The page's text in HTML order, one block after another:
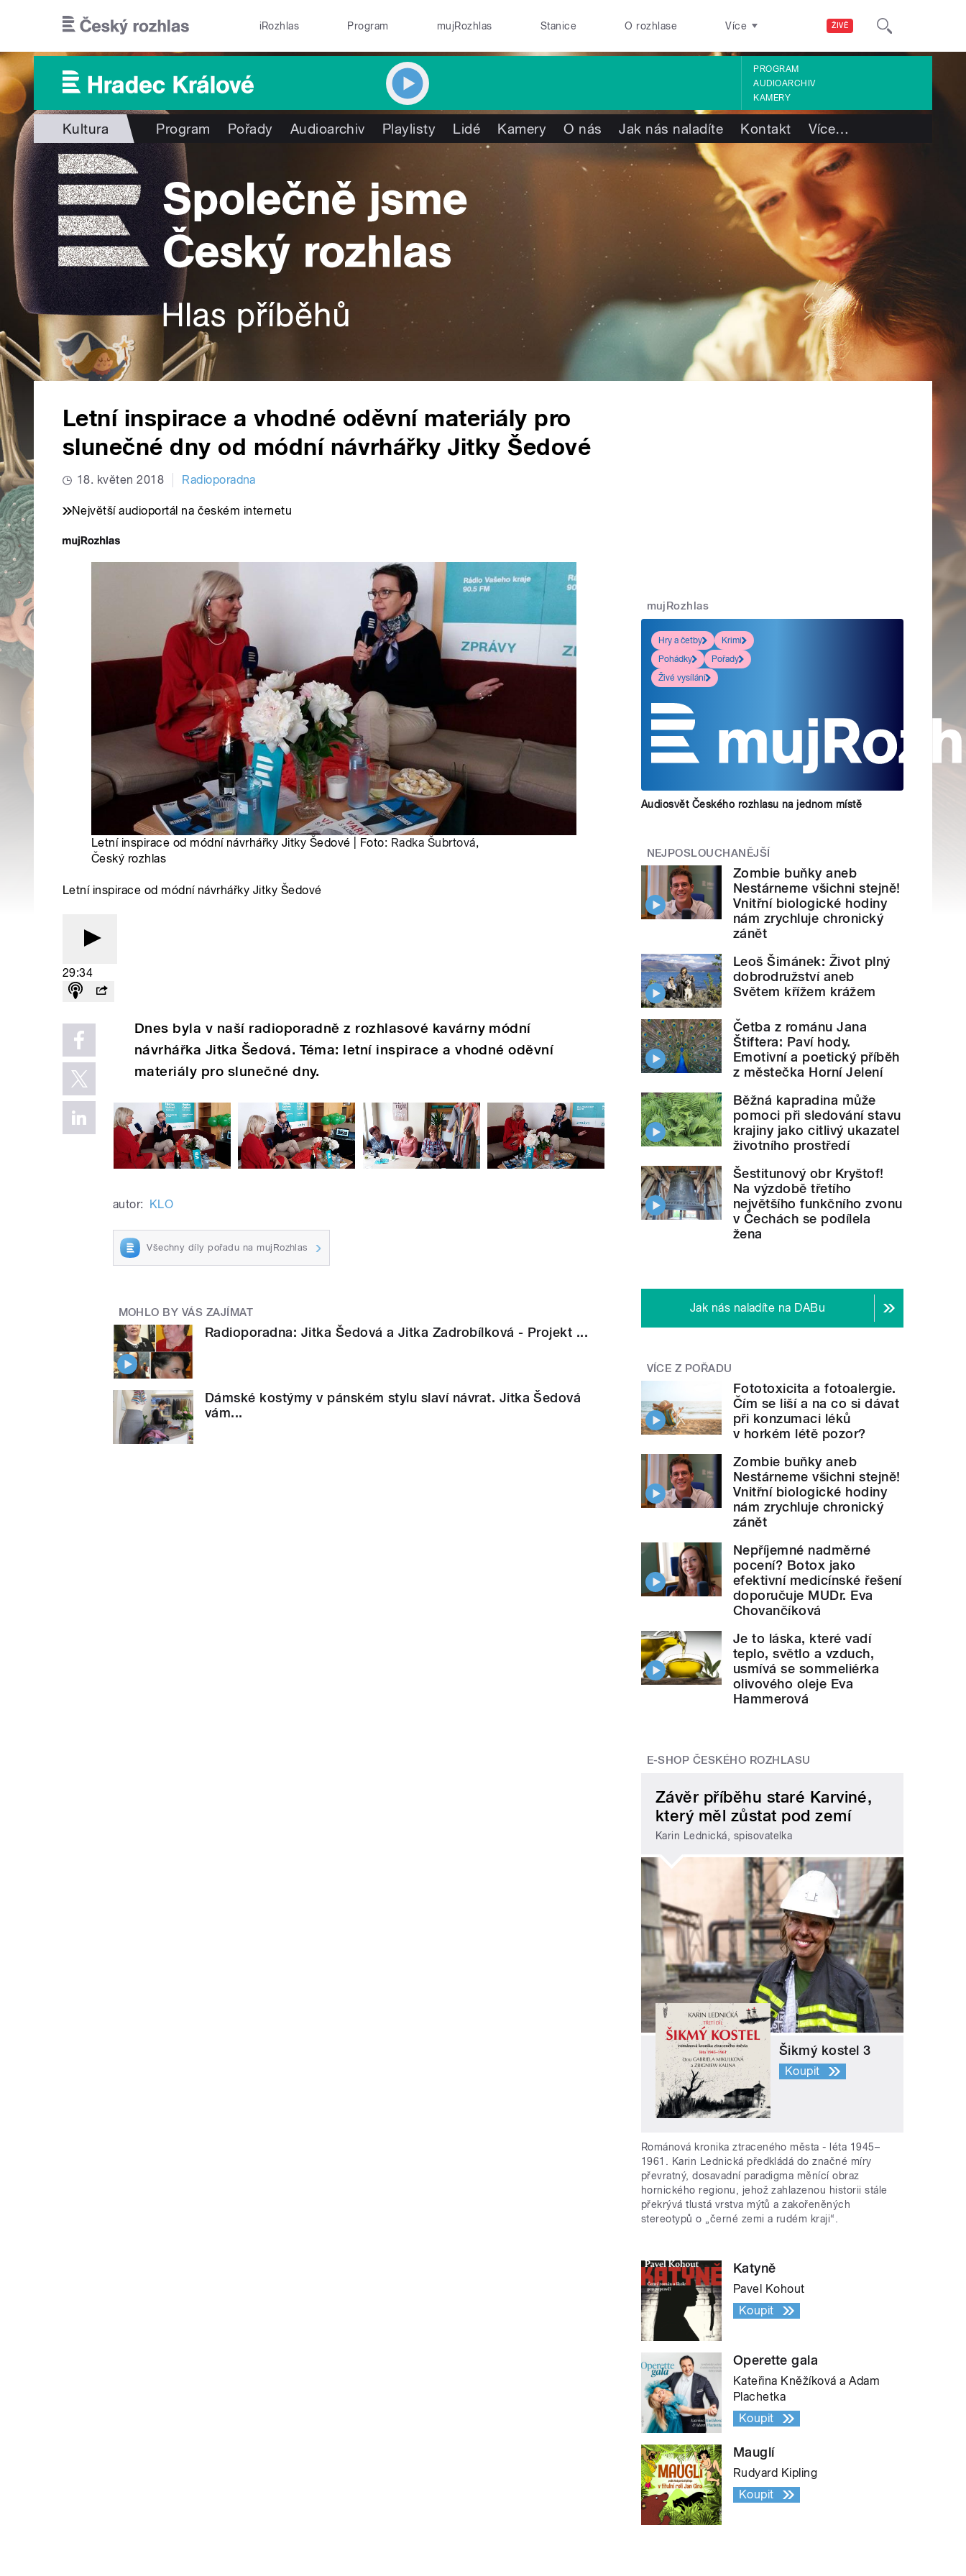
ŽIVĚ
iRozhlas Program mujRozhlas Stanice O rozhlase Více
PROGRAM
AUDIOARCHIV
KAMERY
Kultura Program Pořady Audioarchiv Playlisty Lidé Kamery O nás Jak nás naladíte Kontakt Více…
Letní inspirace a vhodné oděvní materiály pro
slunečné dny od módní návrhářky Jitky Šedové
18. květen 2018 Radioporadna
Největší audioportál na českém internetu
Letní inspirace od módní návrhářky Jitky Šedové | Foto: Radka Šubrtová,
Český rozhlas
Letní inspirace od módní návrhářky Jitky Šedové
29:34
Dnes byla v naší radioporadně z rozhlasové kavárny módní
návrhářka Jitka Šedová. Téma: letní inspirace a vhodné oděvní
materiály pro slunečné dny.
autor: KLO
Všechny díly pořadu na mujRozhlas
MOHLO BY VÁS ZAJÍMAT
Radioporadna: Jitka Šedová a Jitka Zadrobílková - Projekt ...
Dámské kostýmy v pánském stylu slaví návrat. Jitka Šedová
vám...
mujRozhlas
Hry a četby
Krimi
Pohádky
Pořady
Živé vysílání
Audiosvět Českého rozhlasu na jednom místě
NEJPOSLOUCHANĚJŠÍ
Zombie buňky aneb
Nestárneme všichni stejně!
Vnitřní biologické hodiny
nám zrychluje chronický
zánět
Leoš Šimánek: Život plný
dobrodružství aneb
Světem křížem krážem
Četba z románu Jana
Štiftera: Paví hody.
Emotivní a poetický příběh
z městečka Horní Jelení
Běžná kapradina může
pomoci při sledování stavu
krajiny jako citlivý ukazatel
životního prostředí
Šestitunový obr Kryštof!
Na výzdobě třetího
největšího funkčního zvonu
v Čechách se podílela
žena
Jak nás naladíte na DABu
VÍCE Z POŘADU
Fototoxicita a fotoalergie.
Čím se liší a na co si dávat
při konzumaci léků
v horkém létě pozor?
Zombie buňky aneb
Nestárneme všichni stejně!
Vnitřní biologické hodiny
nám zrychluje chronický
zánět
Nepříjemné nadměrné
pocení? Botox jako
efektivní medicínské řešení
doporučuje MUDr. Eva
Chovančíková
Je to láska, které vadí
teplo, světlo a vzduch,
usmívá se sommeliérka
olivového oleje Eva
Hammerová
E-SHOP ČESKÉHO ROZHLASU
Závěr příběhu staré Karviné,
který měl zůstat pod zemí
Karin Lednická, spisovatelka
Šikmý kostel 3
Koupit
Románová kronika ztraceného města - léta 1945–
1961. Karin Lednická předkládá do značné míry
převratný, dosavadní paradigma měnící obraz
hornického regionu, jehož zahlazenou historii stále
překrývá tlustá vrstva mýtů a zakořeněných
stereotypů o „černé zemi a rudém kraji“.
Katyně
Pavel Kohout
Koupit
Operette gala
Kateřina Kněžíková a Adam
Plachetka
Koupit
Mauglí
Rudyard Kipling
Koupit